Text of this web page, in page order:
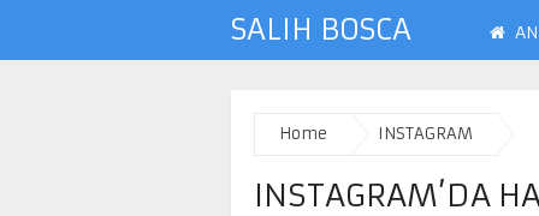
SALIH BOSCA
Home INSTAGRAM
INSTAGRAM’DA